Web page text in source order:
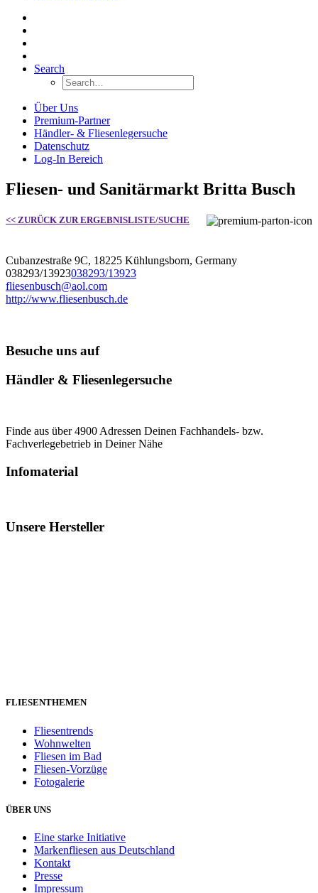
Search
Über Uns
Premium-Partner
Händler- & Fliesenlegersuche
Datenschutz
Log-In Bereich
Fliesen- und Sanitärmarkt Britta Busch
<< ZURÜCK ZUR ERGEBNISLISTE/SUCHE
Cubanzestraße 9C, 18225 Kühlungsborn, Germany
038293/13923038293/13923
fliesenbusch@aol.com
http://www.fliesenbusch.de
Besuche uns auf
Händler & Fliesenlegersuche
Finde aus über 4900 Adressen Deinen Fachhandels- bzw.
Fachverlegebetrieb in Deiner Nähe
Infomaterial
Unsere Hersteller
FLIESENTHEMEN
Fliesentrends
Wohnwelten
Fliesen im Bad
Fliesen-Vorzüge
Fotogalerie
ÜBER UNS
Eine starke Initiative
Markenfliesen aus Deutschland
Kontakt
Presse
Impressum